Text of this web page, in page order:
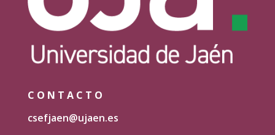
CONTACTO
csefjaen@ujaen.es